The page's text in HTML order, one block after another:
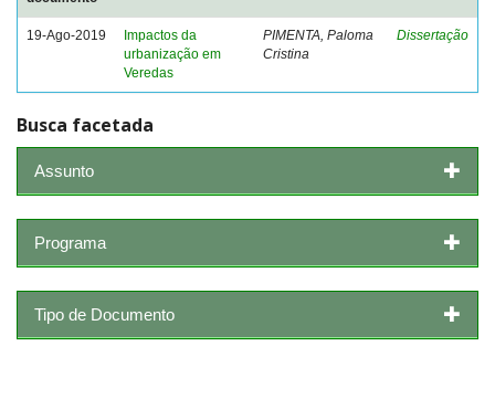
19-Ago-2019
Impactos da
urbanização em
Veredas
PIMENTA, Paloma
Cristina
Dissertação
Busca facetada
Assunto
Programa
Tipo de Documento